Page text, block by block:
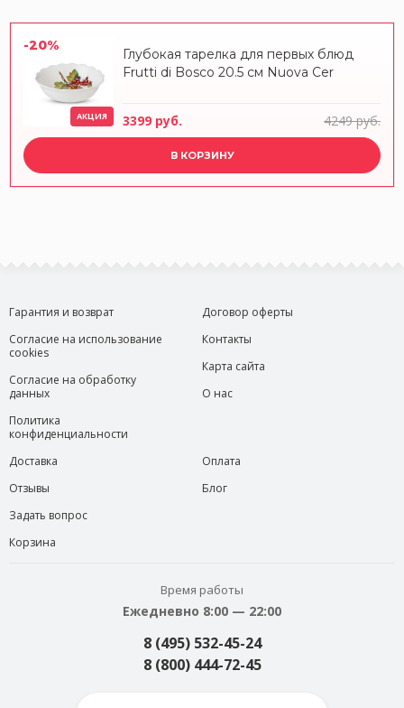
-20%
АКЦИЯ
Глубокая тарелка для первых блюд
Frutti di Bosco 20.5 см Nuova Cer
3399 руб. 4249 руб.
В КОРЗИНУ
Гарантия и возврат
Согласие на использование
cookies
Согласие на обработку
данных
Политика
конфиденциальности
Договор оферты
Контакты
Карта сайта
О нас
Доставка
Отзывы
Задать вопрос
Корзина
Оплата
Блог
Время работы
Ежедневно 8:00 — 22:00
8 (495) 532-45-24
8 (800) 444-72-45